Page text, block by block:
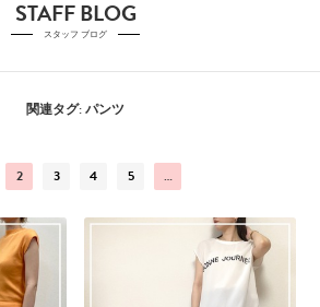
STAFF BLOG
スタッフ ブログ
関連タグ: パンツ
2 3 4 5 …